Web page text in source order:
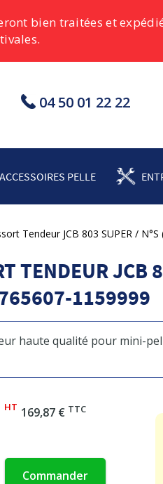
bien traitées et
04 50 01 22 22
ACCESSOIRES PELLE
Tendeur JCB 803 SUPER /
TENDEUR JCB
1159999
haute qualité pour mini-
HT 169,87 € TTC
Commander